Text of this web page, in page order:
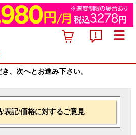
、次へとお進み下さい。
表記/価格に対するご意見